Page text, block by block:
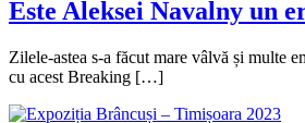
Este Aleksei Navalny un
Zilele-astea s-a făcut mare vâlvă și multe
cu acest Breaking […]